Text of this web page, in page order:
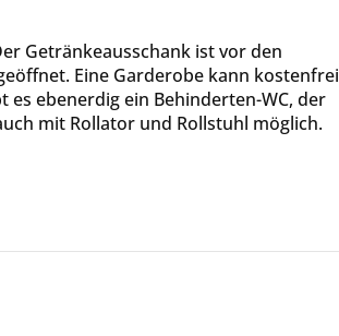
Getränkeausschank ist vor den
Eine Garderobe kann kostenfrei
es ebenerdig ein Behinderten-WC, der
mit Rollator und Rollstuhl möglich.